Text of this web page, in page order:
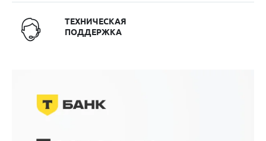
ТЕХНИЧЕСКАЯ
ПОДДЕРЖКА